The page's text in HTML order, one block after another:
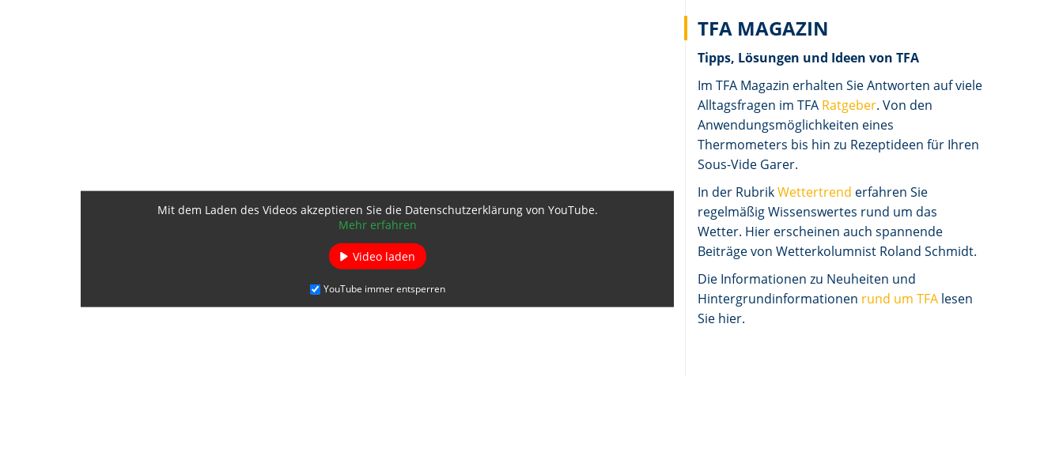
Mit dem Laden des Videos akzeptieren Sie die Datenschutzerklärung von YouTube.
Mehr erfahren
Video laden
YouTube immer entsperren
TFA MAGAZIN
Tipps, Lösungen und Ideen von TFA
Im TFA Magazin erhalten Sie Antworten auf viele
Alltagsfragen im TFA Ratgeber. Von den
Anwendungsmöglichkeiten eines
Thermometers bis hin zu Rezeptideen für Ihren
Sous-Vide Garer.
In der RubrikWettertrend erfahren Sie
regelmäßig Wissenswertes rund um das
Wetter. Hier erscheinen auch spannende
Beiträge von Wetterkolumnist Roland Schmidt.
Die Informationen zu Neuheiten und
Hintergrundinformationen rund um TFA lesen
Sie hier.